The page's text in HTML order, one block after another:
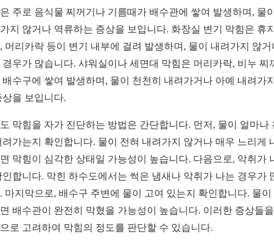
주로 음식물 찌꺼기나 기름때가 배수관에 쌓여 발생하며, 물
지 않거나 역류하는 증상을 보입니다. 화장실 변기 막힘은 휴
머리카락 등이 변기 내부에 걸려 발생하며, 물이 내려가지 않거
경우가 많습니다. 샤워실이나 세면대 막힘은 머리카락, 비누 찌
배수구에 쌓여 발생하며, 물이 천천히 내려가거나 아예 내려가
상을 보입니다.
막힘을 자가 진단하는 방법은 간단합니다. 먼저, 물이 얼마나
려가는지 확인합니다. 물이 전혀 내려가지 않거나 매우 느리게
막힘이 심각한 상태일 가능성이 높습니다. 다음으로, 악취가
인합니다. 막힌 하수도에서는 썩은 냄새나 악취가 나는 경우가
마지막으로, 배수구 주변에 물이 고여 있는지 확인합니다. 물이
배수관이 완전히 막혔을 가능성이 높습니다. 이러한 증상들
로 고려하여 막힘의 정도를 판단할 수 있습니다.